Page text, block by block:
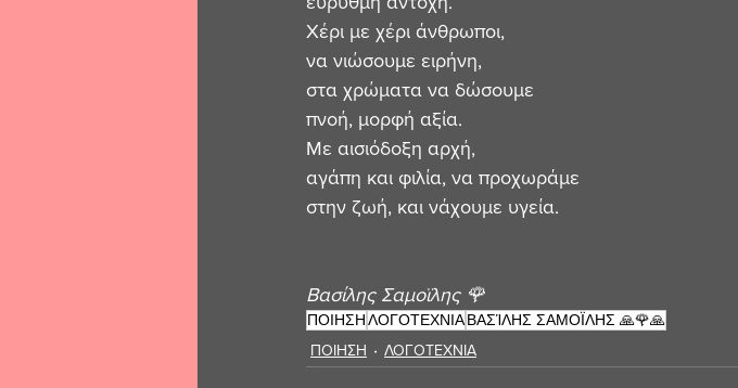
Χέρι με χέρι άνθρωποι,
να νιώσουμε ειρήνη,
στα χρώματα να δώσουμε
πνοή, μορφή αξία.
Με αισιόδοξη αρχή,
αγάπη και φιλία, να προχωράμε
στην ζωή, και νάχουμε υγεία.
Βασίλης Σαμοϊλης 🌹
ΠΟΙΗΣΗΛΟΓΟΤΕΧΝΙΑΒΑΣΊΛΗΣ ΣΑΜΟΪΛΗΣ 🙏🌹🙏
ΠΟΙΗΣΗ ΛΟΓΟΤΕΧΝΙΑ